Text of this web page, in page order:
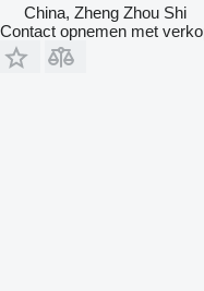
China, Zheng Zhou Shi
Contact opnemen met